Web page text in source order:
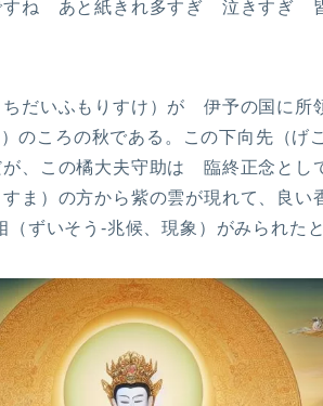
すね あと紙きれ多すぎ 泣きすぎ 皆
だいふもりすけ）が 伊予の国に所
のころの秋である。この下向先（げ
、この橘大夫守助は 臨終正念とし
）の方から紫の雲が現れて、良い
（ずいそう-兆候、現象）がみられたと